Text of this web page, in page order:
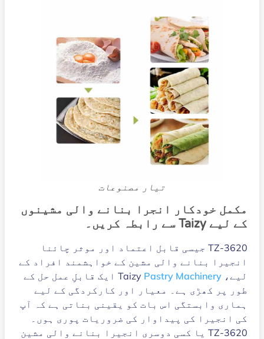
تیار مصنوعات
مکمل خودکار انجرا بنانے والی مشینوں
کے لیے Taizy سے رابطہ کریں۔
TZ-3620 جیسی قابل اعتماد اور موثر چائنا
انجیرا بنانے والی مشین کے خواہشمند افراد کے
لیے، Taizy Pastry Machinery
ایک قابلِ عمل حل کے
طور پر کھڑی ہے۔ معیار اور کارکردگی کے لیے
ہماری وابستگی اس بات کو یقینی بناتی ہے کہ آپ
کی انجیرا کی پیداوار کی ضروریات پوری ہوں۔
TZ-3620 یا کسی دوسری انجیرا بنانے والی مشین